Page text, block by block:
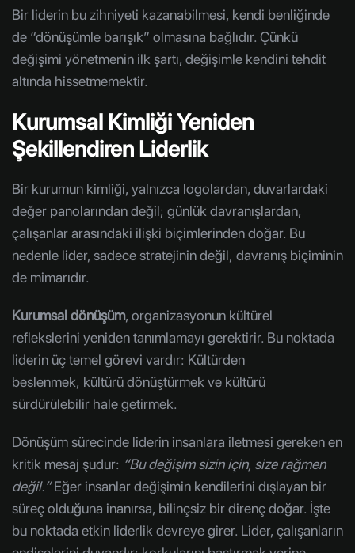
Bir liderin bu zihniyeti kazanabilmesi, kendi benliğinde
de “dönüşümle barışık” olmasına bağlıdır. Çünkü
değişimi yönetmenin ilk şartı, değişimle kendini tehdit
altında hissetmemektir.
Kurumsal Kimliği Yeniden
Şekillendiren Liderlik
Bir kurumun kimliği, yalnızca logolardan, duvarlardaki
değer panolarından değil; günlük davranışlardan,
çalışanlar arasındaki ilişki biçimlerinden doğar. Bu
nedenle lider, sadece stratejinin değil, davranış biçiminin
de mimarıdır.
Kurumsal dönüşüm, organizasyonun kültürel
reflekslerini yeniden tanımlamayı gerektirir. Bu noktada
liderin üç temel görevi vardır: Kültürden
beslenmek, kültürü dönüştürmek ve kültürü
sürdürülebilir hale getirmek.
Dönüşüm sürecinde liderin insanlara iletmesi gereken en
kritik mesaj şudur: “Bu değişim sizin için, size rağmen
değil.”Eğer insanlar değişimin kendilerini dışlayan bir
süreç olduğuna inanırsa, bilinçsiz bir direnç doğar. İşte
bu noktada etkin liderlik devreye girer. Lider, çalışanların